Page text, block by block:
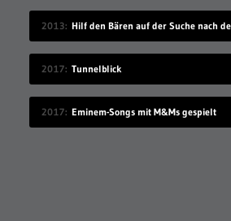
2013
2017 Tunnelblick
2017 Eminem-Songs mit M&Ms gespielt